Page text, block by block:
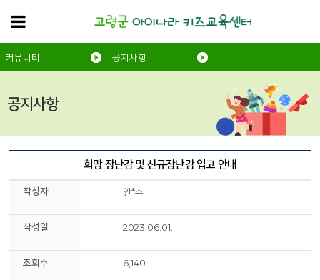
공지사항
커뮤니티 공지사항
희망 장난감 및 신규장난감 입고 안내
작성자 안*주
작성일 2023.06.01.
조회수 6,140